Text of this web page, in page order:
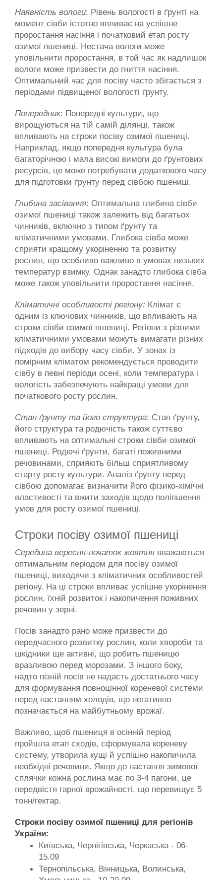
Наявність вологи: Рівень вологості в ґрунті на
момент сівби істотно впливає на успішне
проростання насіння і початковий етап росту
озимої пшениці. Нестача вологи може
уповільнити проростання, в той час як надлишок
вологи може призвести до гниття насіння.
Оптимальний час для посіву часто збігається з
періодами підвищеної вологості ґрунту.
Попередник: Попередні культури, що
вирощуються на тій самій ділянці, також
впливають на строки посіву озимої пшениці.
Наприклад, якщо попередня культура була
багаторічною і мала високі вимоги до ґрунтових
ресурсів, це може потребувати додаткового часу
для підготовки ґрунту перед сівбою пшениці.
Глибина засівання: Оптимальна глибина сівби
озимої пшениці також залежить від багатьох
чинників, включно з типом ґрунту та
кліматичними умовами. Глибока сівба може
сприяти кращому укоріненню та розвитку
рослин, що особливо важливо в умовах низьких
температур взимку. Однак занадто глибока сівба
може також уповільнити проростання насіння.
Кліматичні особливості регіону: Клімат є
одним із ключових чинників, що впливають на
строки сівби озимої пшениці. Регіони з різними
кліматичними умовами можуть вимагати різних
підходів до вибору часу сівби. У зонах із
помірним кліматом рекомендується проводити
сівбу в певні періоди осені, коли температура і
вологість забезпечують найкращі умови для
початкового росту рослин.
Стан ґрунту та його структура: Стан ґрунту,
його структура та родючість також суттєво
впливають на оптимальні строки сівби озимої
пшениці. Родючі ґрунти, багаті поживними
речовинами, сприяють більш сприятливому
старту росту культури. Аналіз ґрунту перед
сівбою допомагає визначити його фізико-хімічні
властивості та вжити заходів щодо поліпшення
умов для росту озимої пшениці.
Строки посіву озимої пшениці
Середина вересня-початок жовтня вважаються
оптимальним періодом для посіву озимої
пшениці, виходячи з кліматичних особливостей
регіону. На ці строки впливає успішне укорінення
рослин, їхній розвиток і накопичення поживних
речовин у зерні.
Посів занадто рано може призвести до
передчасного розвитку рослин, коли хвороби та
шкідники ще активні, що робить пшеницю
вразливою перед морозами. З іншого боку,
надто пізній посів не надасть достатнього часу
для формування повноцінної кореневої системи
перед настанням холодів, що негативно
позначається на майбутньому врожаї.
Важливо, щоб пшениця в осінній період
пройшла етап сходів, сформувала кореневу
систему, утворила кущі й успішно накопичила
необхідні речовини. Якщо до настання зимової
сплячки кожна рослина має по 3-4 пагони, це
передвістя гарної врожайності, що перевищує 5
тонн/гектар.
Строки посіву озимої пшениці для регіонів
України:
Київська, Чернігівська, Черкаська - 06-
15.09
Тернопільська, Вінницька, Волинська,